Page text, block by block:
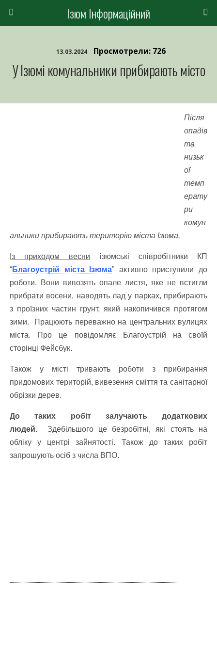
Ізюм Інформаційний
13.03.2024 Просмотрели: 726
У Ізюмі комунальники прибирають місто
Після
опадів
та
низьк
ої
темп
ерату
ри
комун
альники прибирають територію міста Ізюма.
Із приходом весни ізюмські співробітники КП
“Благоустрій міста Ізюма” активно приступили до
роботи. Вони вивозять опале листя, яке не встигли
прибрати восени, наводять лад у парках, прибирають
з проїзних частин грунт, який накопичився протягом
зими. Працюють переважно на центральних вулицях
міста. Про це повідомляє Благоустрій на своїй
сторінці Фейсбук.
Також у місті тривають роботи з прибирання
придомових територій, вивезення сміття та санітарної
обрізки дерев.
До таких робіт залучають додаткових
людей. Здебільшого це безробітні, які стоять на
обліку у центрі зайнятості. Також до таких робіт
запрошують осіб з числа ВПО.